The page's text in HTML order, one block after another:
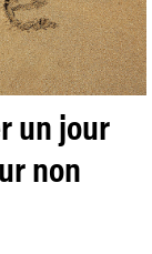
un jour
non